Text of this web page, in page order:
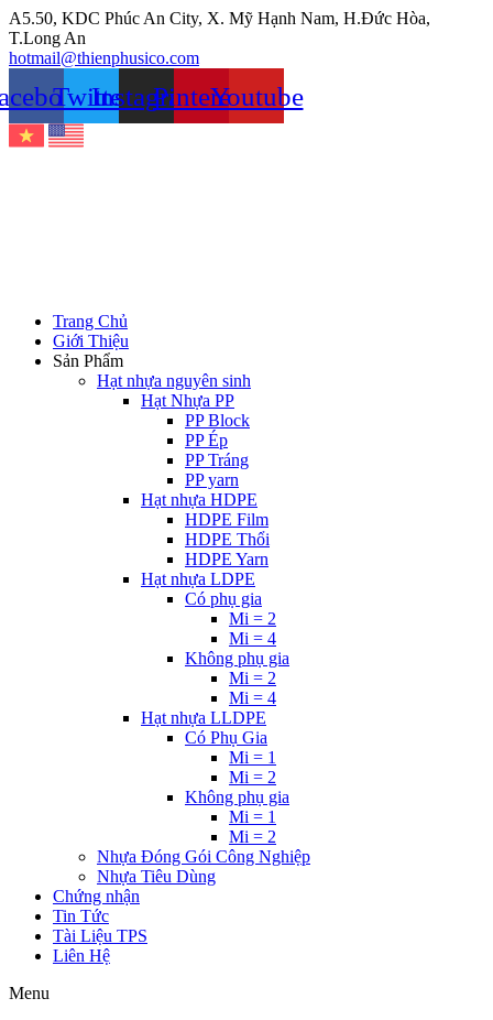
Chuyển
đến
nội
A5.50, KDC Phúc An City, X. Mỹ Hạnh Nam, H.Đức Hòa,
T.Long An
hotmail@thienphusico.com
TwitterInstagramPinterestYoutube
Trang Chủ
Giới Thiệu
Sản Phẩm
Hạt nhựa nguyên sinh
Hạt Nhựa PP
PP Block
PP Ép
PP Tráng
PP yarn
Hạt nhựa HDPE
HDPE Film
HDPE Thổi
HDPE Yarn
Hạt nhựa LDPE
Có phụ gia
Mi = 2
Mi = 4
Không phụ gia
Mi = 2
Mi = 4
Hạt nhựa LLDPE
Có Phụ Gia
Mi = 1
Mi = 2
Không phụ gia
Mi = 1
Mi = 2
Nhựa Đóng Gói Công Nghiệp
Nhựa Tiêu Dùng
Chứng nhận
Tin Tức
Tài Liệu TPS
Liên Hệ
Menu